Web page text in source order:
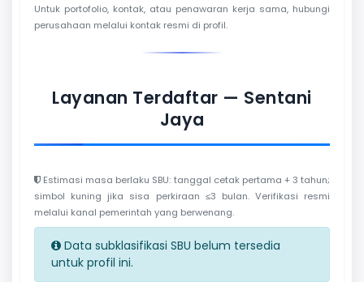
Untuk portofolio, kontak, atau penawaran kerja sama, hubungi
perusahaan melalui kontak resmi di profil.
Layanan Terdaftar — Sentani
Jaya
Estimasi masa berlaku SBU: tanggal cetak pertama + 3 tahun;
simbol kuning jika sisa perkiraan ≤3 bulan. Verifikasi resmi
melalui kanal pemerintah yang berwenang.
Data subklasifikasi SBU belum tersedia
untuk profil ini.